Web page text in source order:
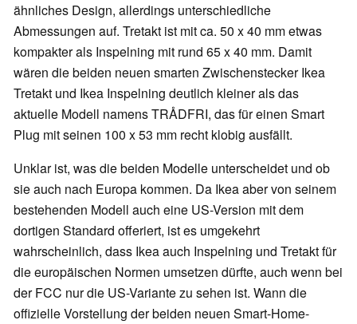
ähnliches Design, allerdings unterschiedliche
Abmessungen auf. Tretakt ist mit ca. 50 x 40 mm etwas
kompakter als Inspelning mit rund 65 x 40 mm. Damit
wären die beiden neuen smarten Zwischenstecker Ikea
Tretakt und Ikea Inspelning deutlich kleiner als das
aktuelle Modell namens TRÅDFRI, das für einen Smart
Plug mit seinen 100 x 53 mm recht klobig ausfällt.
Unklar ist, was die beiden Modelle unterscheidet und ob
sie auch nach Europa kommen. Da Ikea aber von seinem
bestehenden Modell auch eine US-Version mit dem
dortigen Standard offeriert, ist es umgekehrt
wahrscheinlich, dass Ikea auch Inspelning und Tretakt für
die europäischen Normen umsetzen dürfte, auch wenn bei
der FCC nur die US-Variante zu sehen ist. Wann die
offizielle Vorstellung der beiden neuen Smart-Home-